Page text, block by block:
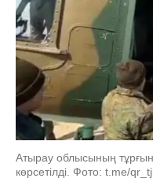
Атырау облысының
көрсетілді. Фото: t.me/